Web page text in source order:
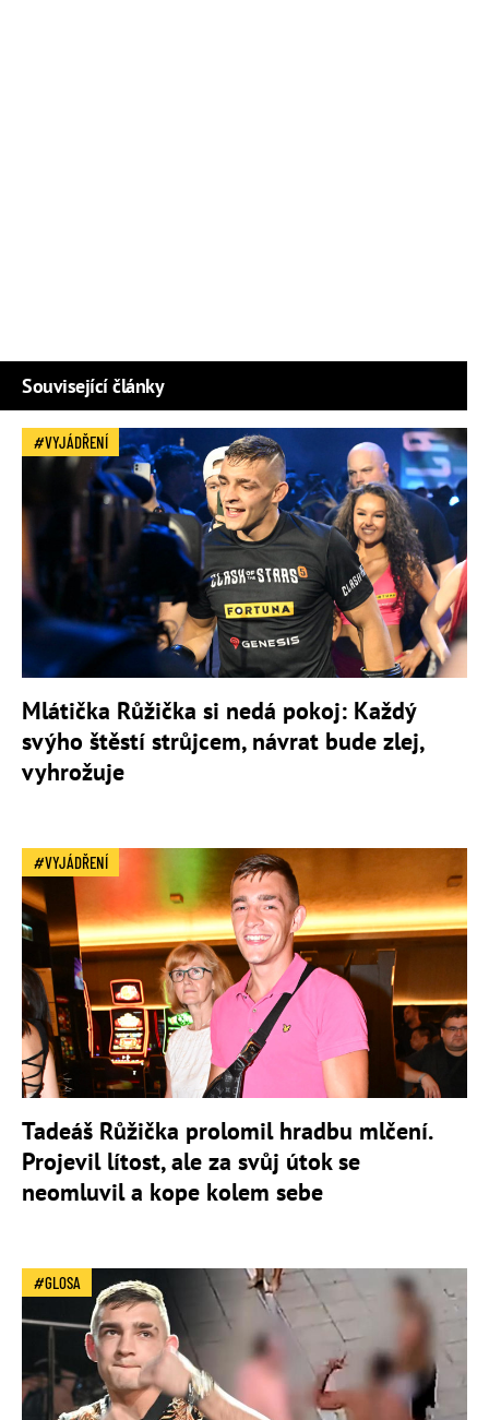
Související články
VYJÁDŘENÍ
Mlátička Růžička si nedá pokoj: Každý
svýho štěstí strůjcem, návrat bude zlej,
vyhrožuje
VYJÁDŘENÍ
Tadeáš Růžička prolomil hradbu mlčení.
Projevil lítost, ale za svůj útok se
neomluvil a kope kolem sebe
GLOSA